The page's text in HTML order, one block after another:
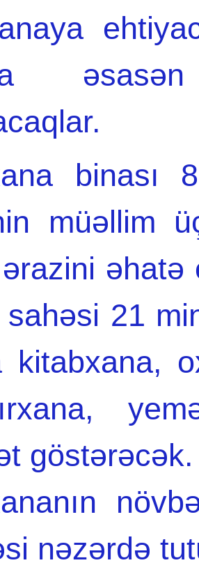
binası
müəllim
əhatə
sahəsi 21
kitabxana,
göstərəcək.
nəzərdə